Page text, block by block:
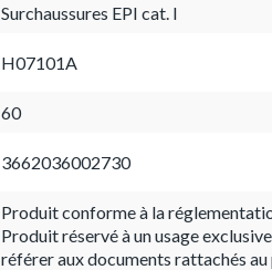
Surchaussures EPI cat. I
H07101A
60
3662036002730
Produit conforme à la
Produit réservé à un usage
référer aux documents rattachés